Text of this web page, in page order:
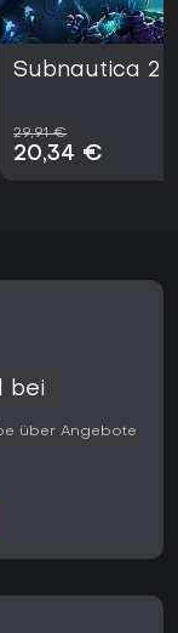
Subnautica 2
29,91 €
20,34 €
bei
über Angebote